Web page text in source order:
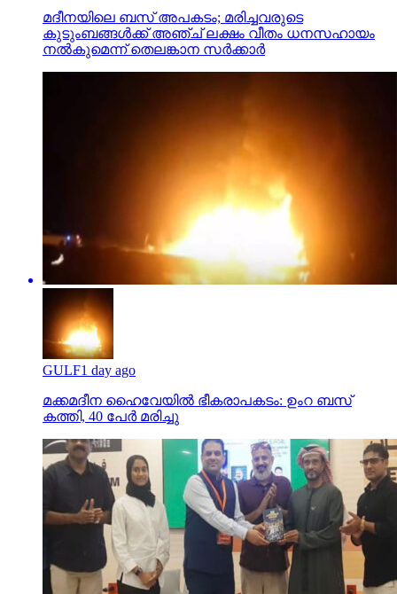
മദീനയിലെ ബസ് അപകടം; മരിച്ചവരുടെ
കുടുംബങ്ങള്‍ക്ക് അഞ്ച് ലക്ഷം വീതം ധനസഹായം
നല്‍കുമെന്ന് തെലങ്കാന സര്‍ക്കാര്‍
GULF1 day ago
മക്കമദീന ഹൈവേയില്‍ ഭീകരാപകടം: ഉംറ ബസ്
കത്തി, 40 പേര്‍ മരിച്ചു